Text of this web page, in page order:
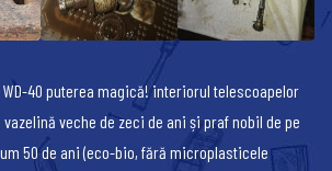
40 puterea magică! interiorul telescoapelor
veche de zeci de ani și praf nobil de pe
50 de ani (eco-bio, fără microplasticele